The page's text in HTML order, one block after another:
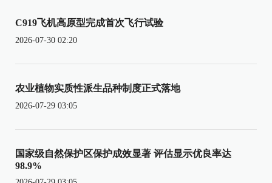
C919飞机高原型完成首次飞行试验
2026-07-30 02:20
农业植物实质性派生品种制度正式落地
2026-07-29 03:05
国家级自然保护区保护成效显著 评估显示优良率达
98.9%